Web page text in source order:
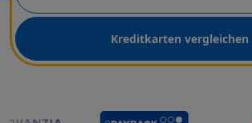
Kreditkarten vergleichen